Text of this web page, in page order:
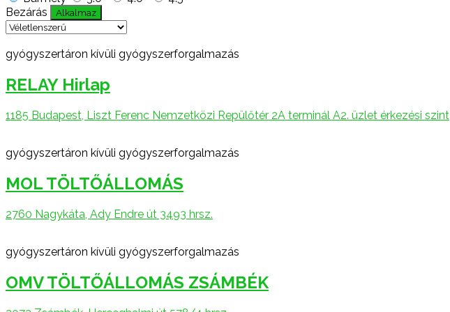
Bezárás
Alkalmaz
gyógyszertáron kívüli gyógyszerforgalmazás
RELAY Hirlap
1185 Budapest, Liszt Ferenc Nemzetközi Repülőtér 2A terminál A2. üzlet érkezési szint
gyógyszertáron kívüli gyógyszerforgalmazás
MOL TÖLTŐÁLLOMÁS
2760 Nagykáta, Ady Endre út 3493 hrsz.
gyógyszertáron kívüli gyógyszerforgalmazás
OMV TÖLTŐÁLLOMÁS ZSÁMBÉK